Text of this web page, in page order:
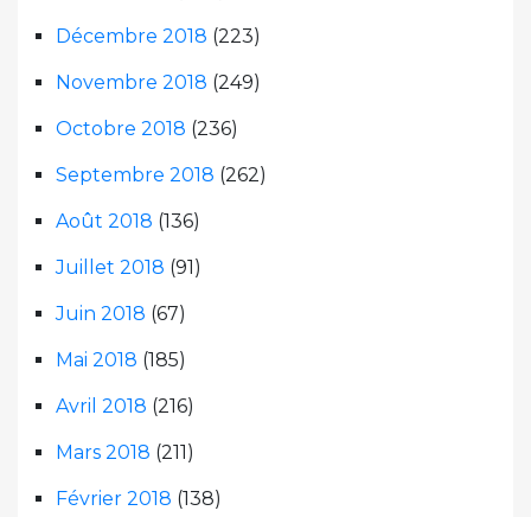
Décembre 2018 (223)
Novembre 2018 (249)
Octobre 2018 (236)
Septembre 2018 (262)
Août 2018 (136)
Juillet 2018 (91)
Juin 2018 (67)
Mai 2018 (185)
Avril 2018 (216)
Mars 2018 (211)
Février 2018 (138)